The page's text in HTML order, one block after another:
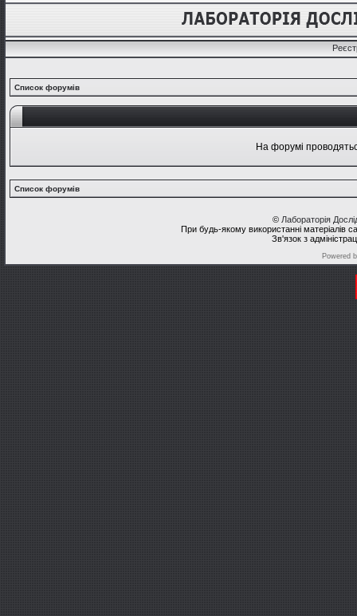
Список форумів
На форумі
Список форумів
© Лабораторія
При будь-якому використанні матеріалів
Зв'язок з
Powered